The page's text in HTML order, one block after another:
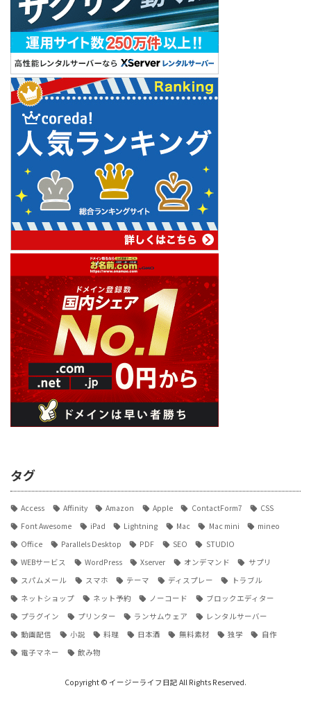
タグ
Access Affinity Amazon Apple ContactForm7
CSS
Font Awesome
iPad Lightning Mac Mac mini
mineo
Office
Parallels Desktop PDF SEO
STUDIO
WEBサービス
WordPress Xserver オンデマンド
サプリ
スパムメール
スマホ テーマ ディスプレー
トラブル
ネットショップ
ネット予約 ノーコード
ブロックエディター
プラグイン
プリンター ランサムウェア
レンタルサーバー
動画配信
小説 料理 日本酒 無料素材 独学
自作
電子マネー
飲み物
Copyright © イージーライフ日記 All Rights Reserved.